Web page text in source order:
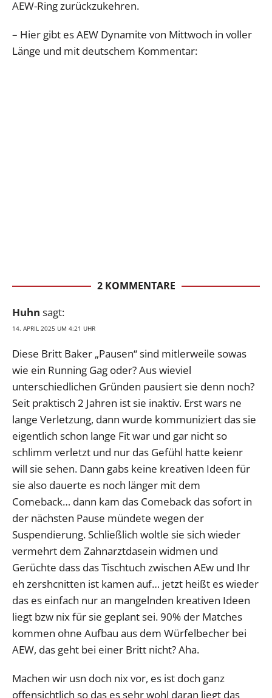
AEW-Ring zurückzukehren.
– Hier gibt es AEW Dynamite von Mittwoch in voller
Länge und mit deutschem Kommentar:
2 KOMMENTARE
Huhn sagt:
14. APRIL 2025 UM 4:21 UHR
Diese Britt Baker „Pausen“ sind mitlerweile sowas
wie ein Running Gag oder? Aus wieviel
unterschiedlichen Gründen pausiert sie denn noch?
Seit praktisch 2 Jahren ist sie inaktiv. Erst wars ne
lange Verletzung, dann wurde kommuniziert das sie
eigentlich schon lange Fit war und gar nicht so
schlimm verletzt und nur das Gefühl hatte keienr
will sie sehen. Dann gabs keine kreativen Ideen für
sie also dauerte es noch länger mit dem
Comeback… dann kam das Comeback das sofort in
der nächsten Pause mündete wegen der
Suspendierung. Schließlich woltle sie sich wieder
vermehrt dem Zahnarztdasein widmen und
Gerüchte dass das Tischtuch zwischen AEw und Ihr
eh zershcnitten ist kamen auf… jetzt heißt es wieder
das es einfach nur an mangelnden kreativen Ideen
liegt bzw nix für sie geplant sei. 90% der Matches
kommen ohne Aufbau aus dem Würfelbecher bei
AEW, das geht bei einer Britt nicht? Aha.
Machen wir usn doch nix vor, es ist doch ganz
offensichtlich so das es sehr wohl daran liegt das